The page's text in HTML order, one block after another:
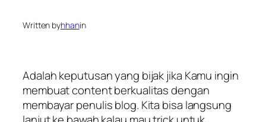
Written byhhanin
Adalah keputusan yang bijak jika Kamu ingin
membuat content berkualitas dengan
membayar penulis blog. Kita bisa langsung